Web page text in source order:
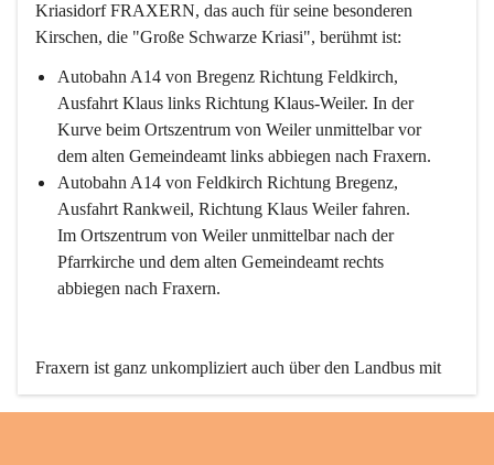
Kriasidorf FRAXERN, das auch für seine besonderen
Kirschen, die "Große Schwarze Kriasi", berühmt ist:
Autobahn A14 von Bregenz Richtung Feldkirch,
Ausfahrt Klaus links Richtung Klaus-Weiler. In der
Kurve beim Ortszentrum von Weiler unmittelbar vor
dem alten Gemeindeamt links abbiegen nach Fraxern.
Autobahn A14 von Feldkirch Richtung Bregenz,
Ausfahrt Rankweil, Richtung Klaus Weiler fahren.
Im Ortszentrum von Weiler unmittelbar nach der
Pfarrkirche und dem alten Gemeindeamt rechts
abbiegen nach Fraxern.
Fraxern ist ganz unkompliziert auch über den Landbus mit
den öffentlichen Verkehrsmitteln zu erreichen. Die Linie